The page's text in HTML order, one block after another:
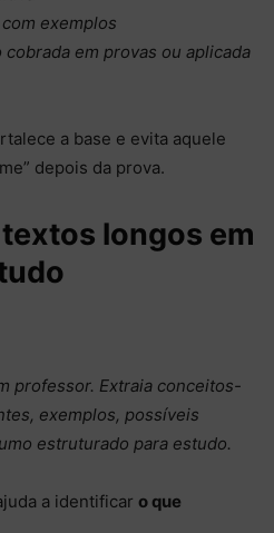
exemplos
em provas ou aplicada
a base e evita aquele
depois da prova.
longos em
professor. Extraia conceitos-
exemplos, possíveis
estruturado para estudo.
a identificar o que